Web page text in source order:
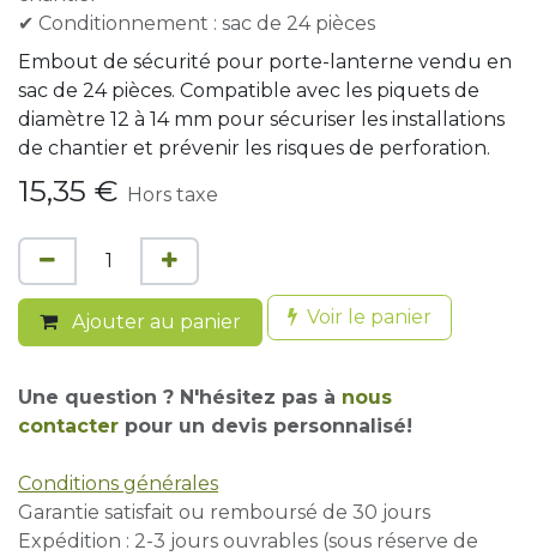
✔ Conditionnement : sac de 24 pièces
Embout de sécurité pour porte-lanterne vendu en
sac de 24 pièces. Compatible avec les piquets de
diamètre 12 à 14 mm pour sécuriser les installations
de chantier et prévenir les risques de perforation.
15,35 € Hors taxe
Ajouter au panier Voir le panier
Une question ? N'hésitez pas à nous
contacter pour un devis personnalisé!
Conditions générales
Garantie satisfait ou remboursé de 30 jours
Expédition : 2-3 jours ouvrables (sous réserve de